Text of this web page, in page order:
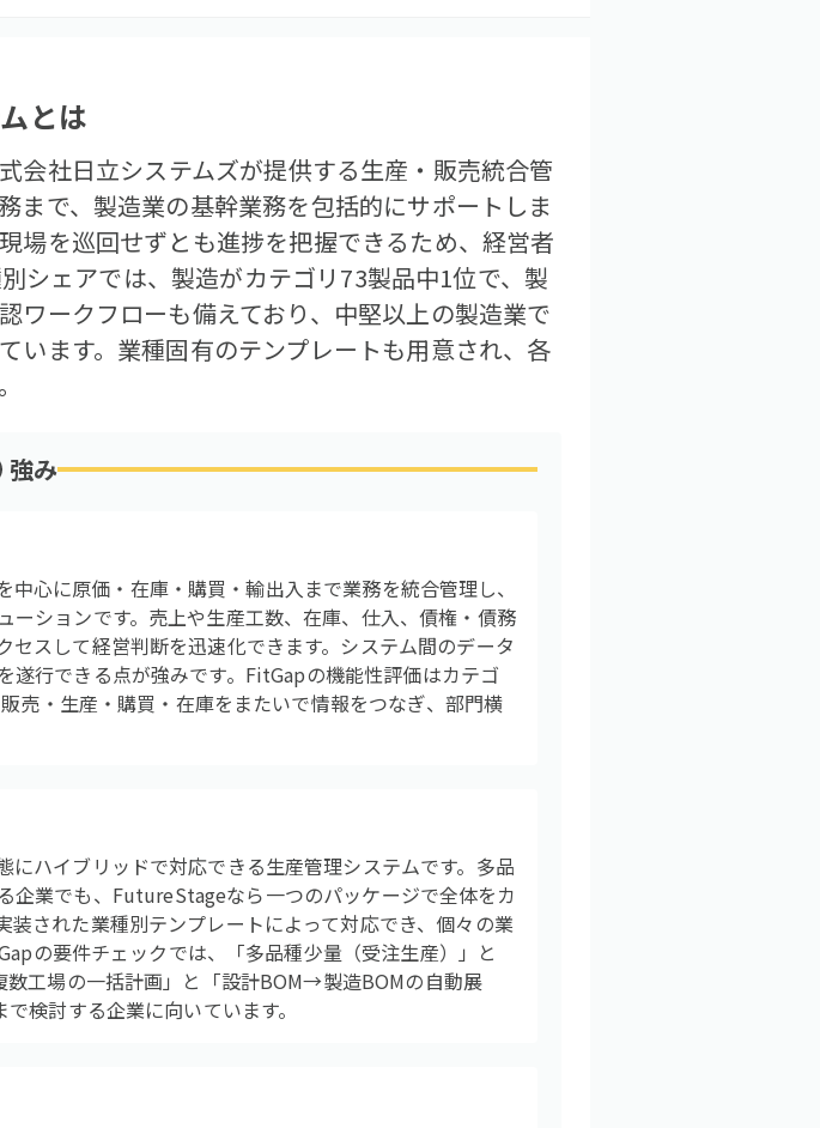
とは
会社日立システムズが提供する生産・販売統合管
まで、製造業の基幹業務を包括的にサポートしま
場を巡回せずとも進捗を把握できるため、経営者
シェアでは、製造がカテゴリ73製品中1位で、製
ワークフローも備えており、中堅以上の製造業で
います。業種固有のテンプレートも用意され、各
強み
心に原価・在庫・購買・輸出入まで業務を統合管理し、
ションです。売上や生産工数、在庫、仕入、債権・債務
スして経営判断を迅速化できます。システム間のデータ
行できる点が強みです。FitGapの機能性評価はカテゴ
売・生産・購買・在庫をまたいで情報をつなぎ、部門横
ハイブリッドで対応できる生産管理システムです。多品
企業でも、FutureStageなら一つのパッケージで全体をカ
された業種別テンプレートによって対応でき、個々の業
の要件チェックでは、「多品種少量（受注生産）」と
工場の一括計画」と「設計BOM→製造BOMの自動展
検討する企業に向いています。